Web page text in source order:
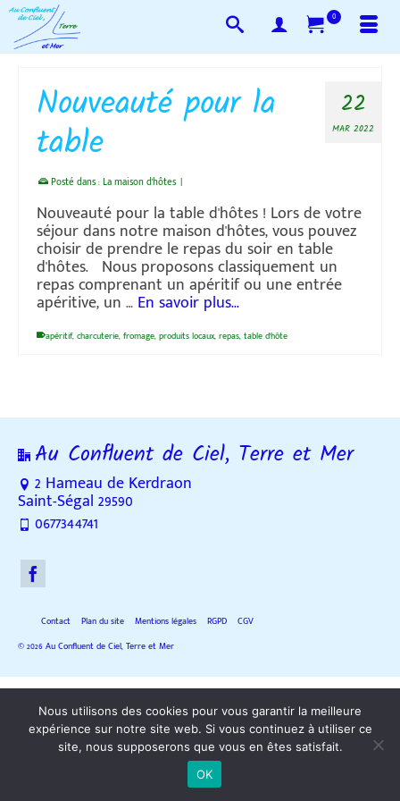
0
22
MAR 2022
Nouveauté pour la
table
Posté dans :La maison d'hôtes |
Nouveauté pour la table d'hôtes ! Lors de votre
séjour dans notre maison d'hôtes, vous pouvez
choisir de prendre le repas du soir en table
d'hôtes. Nous proposons classiquement un
repas comprenant un apéritif ou une entrée
apéritive, un … En savoir plus...
apéritif,charcuterie,fromage,produits locaux,repas,table d'hôte
Au Confluent de Ciel, Terre et Mer
2 Hameau de Kerdraon
Saint-Ségal 29590
0677344741
Contact Plan du site Mentions légales RGPD
CGV
© 2026 Au Confluent de Ciel, Terre et Mer
Nous utilisons des cookies pour vous garantir la meilleure
expérience sur notre site web. Si vous continuez à utiliser ce
site, nous supposerons que vous en êtes satisfait.
OK